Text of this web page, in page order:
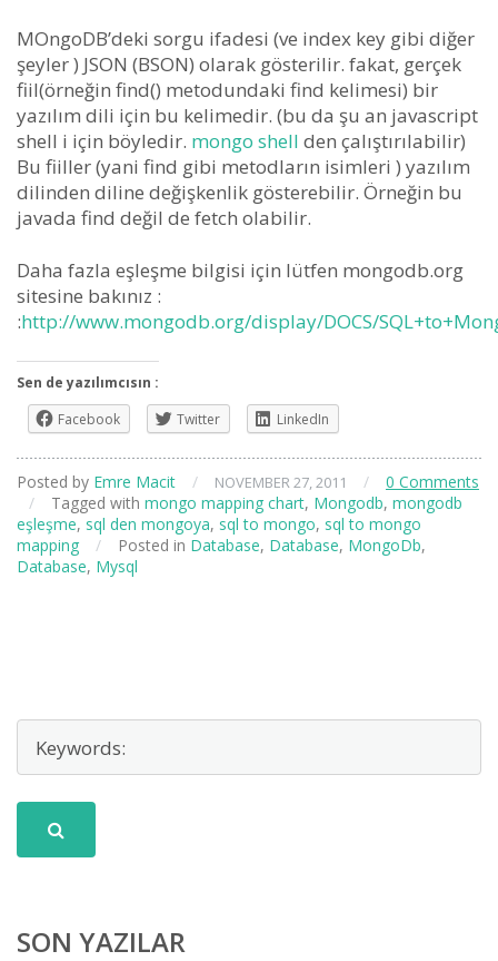
MOngoDB’deki sorgu ifadesi (ve index key gibi diğer
şeyler ) JSON (BSON) olarak gösterilir. fakat, gerçek
fiil(örneğin find() metodundaki find kelimesi) bir
yazılım dili için bu kelimedir. (bu da şu an javascript
shell i için böyledir. mongo shell den çalıştırılabilir)
Bu fiiller (yani find gibi metodların isimleri ) yazılım
dilinden diline değişkenlik gösterebilir. Örneğin bu
javada find değil de fetch olabilir.
Daha fazla eşleşme bilgisi için lütfen mongodb.org
sitesine bakınız :
:http://www.mongodb.org/display/DOCS/
Sen de yazılımcısın :
Facebook
Twitter LinkedIn
Posted by Emre Macit / NOVEMBER 27, 2011 /
0 Comments
/
Tagged with mongo mapping chart, Mongodb, mongodb
eşleşme, sql den mongoya, sql to mongo, sql to mongo
mapping
/ Posted in Database, Database, MongoDb,
Database, Mysql
SON YAZILAR